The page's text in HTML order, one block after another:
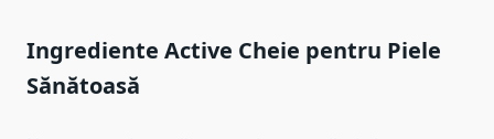
Ingrediente Active Cheie pentru Piele
Sănătoasă